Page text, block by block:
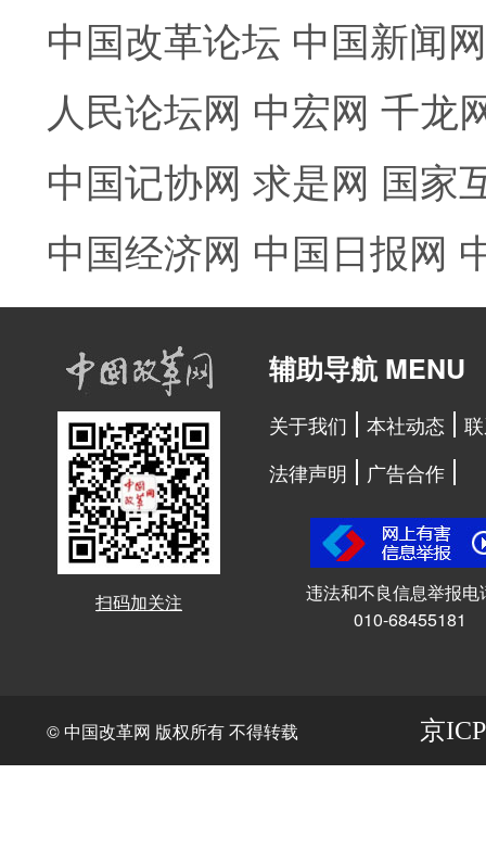
中国改革论坛 中国新闻网
人民论坛网 中宏网 千龙
中国记协网 求是网 国家
中国经济网 中国日报网
扫码加关注
辅助导航 MENU
关于我们 本社动态
法律声明
广告合作
违法和不良信息举报电
010-68455181
© 中国改革网 版权所有 不得转载 京